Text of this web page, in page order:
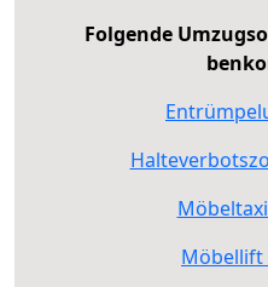
Folgende
Möbellift